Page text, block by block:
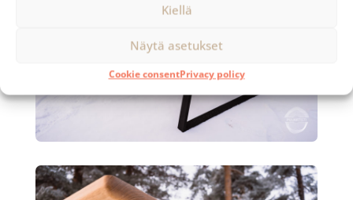
Kiellä
Näytä asetukset
Cookie consentPrivacy policy